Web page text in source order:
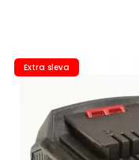
Extra sleva